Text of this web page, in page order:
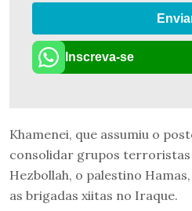
Inscreva-se
Khamenei, que assumiu o
consolidar grupos terroristas
Hezbollah, o palestino
as brigadas xiitas no Iraque.